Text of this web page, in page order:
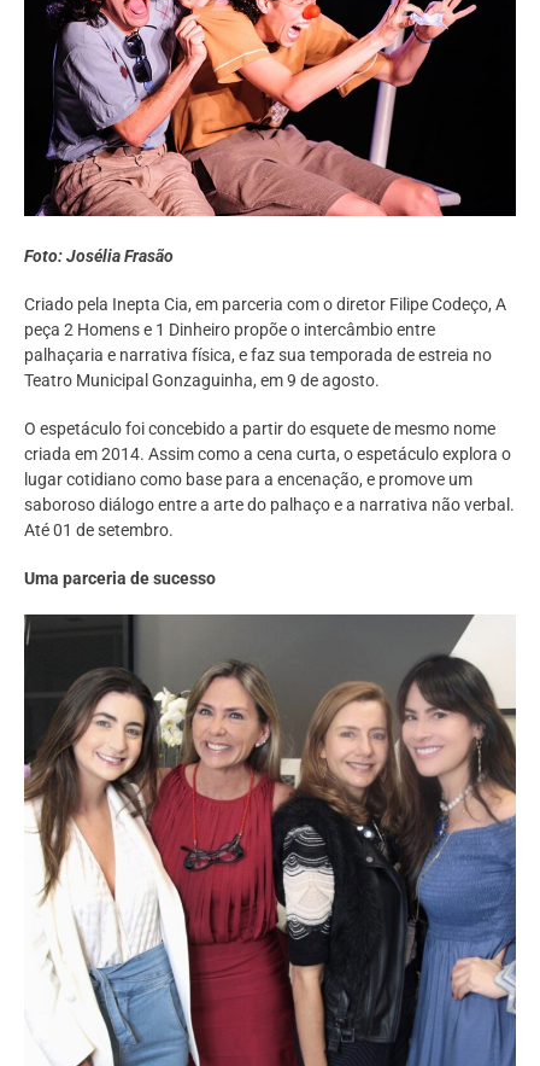
Foto: Josélia Frasão
Criado pela Inepta Cia, em parceria com o diretor Filipe Codeço, A
peça 2 Homens e 1 Dinheiro propõe o intercâmbio entre
palhaçaria e narrativa física, e faz sua temporada de estreia no
Teatro Municipal Gonzaguinha, em 9 de agosto.
O espetáculo foi concebido a partir do esquete de mesmo nome
criada em 2014. Assim como a cena curta, o espetáculo explora o
lugar cotidiano como base para a encenação, e promove um
saboroso diálogo entre a arte do palhaço e a narrativa não verbal.
Até 01 de setembro.
Uma parceria de sucesso